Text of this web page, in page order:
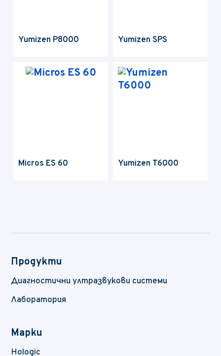
Yumizen P8000 Yumizen SPS
Micros ES 60 Yumizen T6000
Продукти
Диагностични ултразвукови системи
Лаборатория
Марки
Hologic